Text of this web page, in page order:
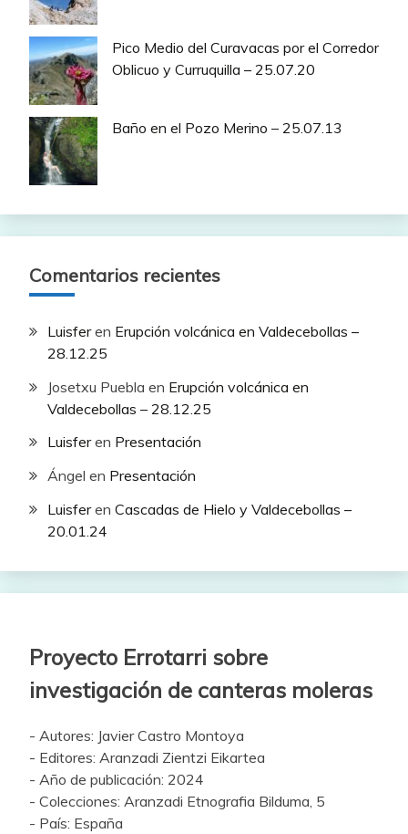
Pico Medio del Curavacas por el Corredor
Oblicuo y Curruquilla – 25.07.20
Baño en el Pozo Merino – 25.07.13
Comentarios recientes
Luisferen Erupción volcánica en Valdecebollas –
28.12.25
Josetxu Puebla en Erupción volcánica en
Valdecebollas – 28.12.25
Luisferen Presentación
Ángel en Presentación
Luisferen Cascadas de Hielo y Valdecebollas –
20.01.24
Proyecto Errotarri sobre
investigación de canteras moleras
- Autores: Javier Castro Montoya
- Editores: Aranzadi Zientzi Eikartea
- Año de publicación: 2024
- Colecciones: Aranzadi Etnografia Bilduma, 5
- País: España